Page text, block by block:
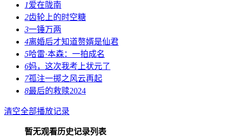
1爱在陇南
2齿轮上的时空糖
3一锤万两
4离婚后才知道赘婿是仙君
5哈雷·本森：一拍成名
6妈，这次我考上状元了
7孤注一掷之风云再起
8最后的救赎2024
清空全部播放记录
暂无观看历史记录列表